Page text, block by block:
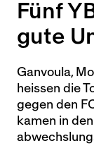
Biel - FU18 *
Thörishaus -
* = Testspiel /
Fünf
gute
Ganvoula,
heissen die
gegen den
kamen in